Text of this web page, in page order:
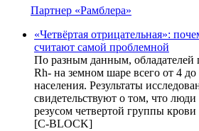
Партнер «Рамблера»
«Четвёртая отрицательная»:
считают самой проблемной
По разным данным,
Rh- на земном шаре всего от 4 до
населения. Результаты
свидетельствуют о том, что
резусом четвертой группы
[С-BLOCK]